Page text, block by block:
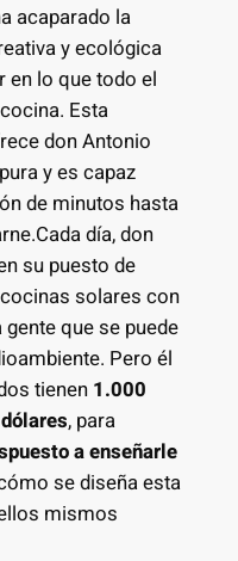
acaparado la
y ecológica
en lo que todo el
Esta
don Antonio
y es capaz
de minutos hasta
día, don
su puesto de
solares con
que se puede
Pero él
tienen 1.000
, para
a enseñarle
se diseña esta
mismos